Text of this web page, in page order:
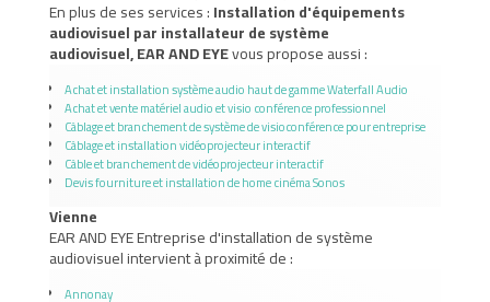
En plus de ses services :Installation d'équipements
audiovisuel par installateur de système
audiovisuel, EAR AND EYEvous propose aussi :
Achat et installation système audio haut de gamme Waterfall Audio
Achat et vente matériel audio et visio conférence professionnel
Câblage et branchement de système de visioconférence pour entreprise
Câblage et installation vidéoprojecteur interactif
Câble et branchement de vidéoprojecteur interactif
Devis fourniture et installation de home cinéma Sonos
Vienne
EAR AND EYE Entreprise d'installation de système
audiovisuel intervient à proximité de :
Annonay